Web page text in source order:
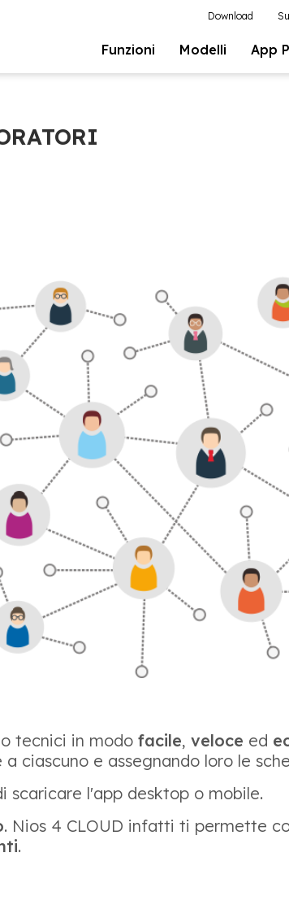
Download
Funzioni Modelli App
tecnici in modo facile, veloce ed
ciascuno e assegnando loro le
scaricare l'app desktop o mobile.
. Nios 4 CLOUD infatti ti permette
.